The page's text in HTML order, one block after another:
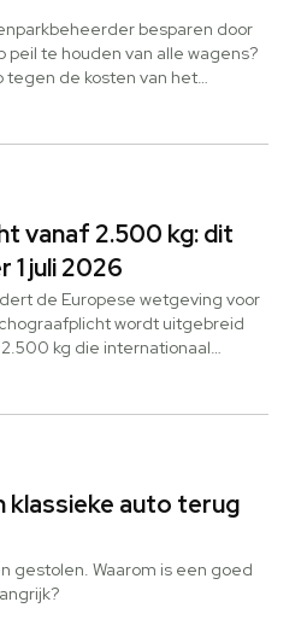
besparen door
peil te houden van alle wagens?
tegen de kosten van het
vanaf 2.500 kg: dit
1 juli 2026
de Europese wetgeving voor
wordt uitgebreid
kg die internationaal
klassieke auto terug
gestolen. Waarom is een goed